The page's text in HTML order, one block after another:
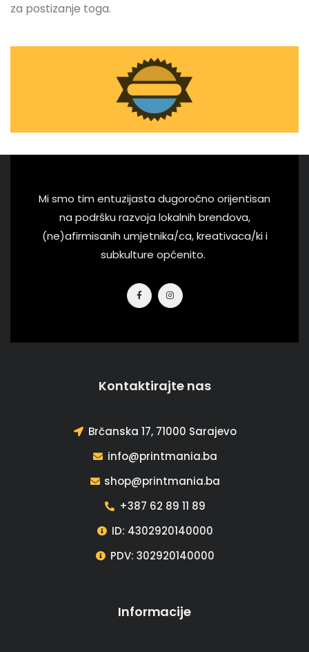
za postizanje toga.
Mi smo tim entuzijasta dugoročno orijentisan
na podršku razvoja lokalnih brendova,
(ne)afirmisanih umjetnika/ca, kreativaca/ki i
subkulture općenito.
Kontaktirajte nas
Brčanska 17, 71000 Sarajevo
info@printmania.ba
shop@printmania.ba
+387 62 89 11 89
ID: 4302920140000
PDV: 302920140000
Informacije